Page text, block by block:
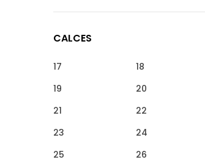
CALCES
17
18
19
20
21
22
23
24
25
26